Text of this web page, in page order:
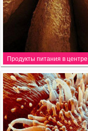
Продукты питания в